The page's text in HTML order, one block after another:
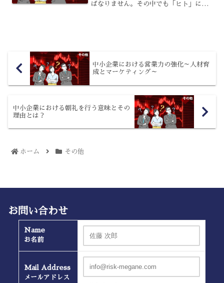
ばなりません。その中でも「ヒト」につ
中小企業における営業力の強化～人材育
成とマーケティング～
中小企業における朝礼を行う意味とその
理由とは？
ホーム その他
お問い合わせ
Name
お名前
Mail Address
メールアドレス